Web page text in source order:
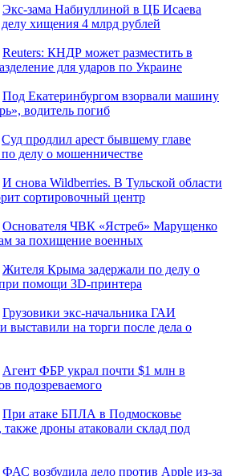
Экс-зама Набиуллиной в ЦБ Исаева
хищения 4 млрд рублей
Reuters: КНДР может разместить в
для ударов по Украине
Под Екатеринбургом взорвали машину
водитель погиб
Суд продлил арест бывшему главе
делу о мошенничестве
И снова Wildberries. В Тульской области
сортировочный центр
Основателя ЧВК «Ястреб» Марущенко
за похищение военных
Жителя Крыма задержали по делу о
помощи 3D‑принтера
Грузовики экс-начальника ГАИ
выставили на торги после дела о
Агент ФБР украл почти $1 млн в
подозреваемого
При атаке БПЛА в Подмосковье
также дроны атаковали склад под
ФАС возбудила дело против Apple из-за